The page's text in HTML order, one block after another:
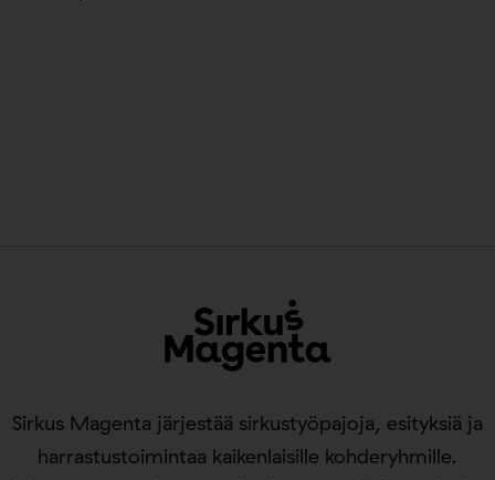
Sirkus Magenta järjestää sirkustyöpajoja, esityksiä ja
harrastustoimintaa kaikenlaisille kohderyhmille.